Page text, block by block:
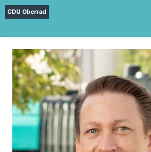
CDU Oberrad